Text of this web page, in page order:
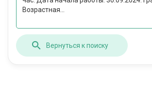
Возрастная...
Вернуться к поиску